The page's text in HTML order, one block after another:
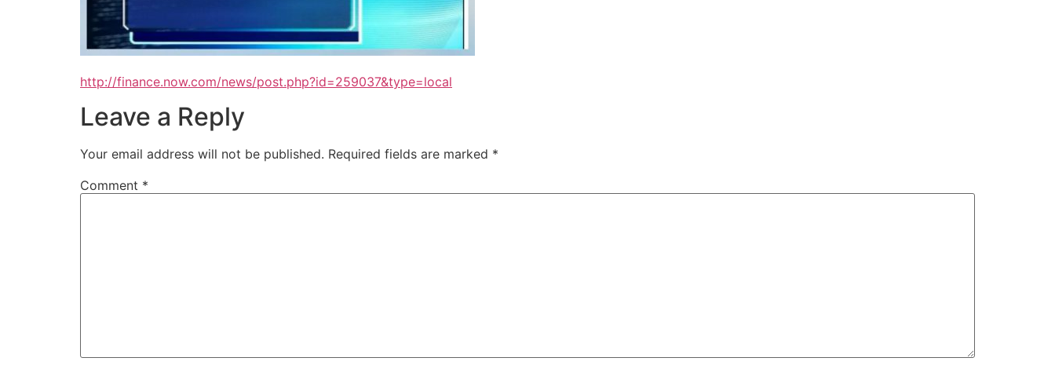
http://finance.now.com/news/post.php?id=259037&type=local
Leave a Reply
Your email address will not be published. Required fields are marked *
Comment *